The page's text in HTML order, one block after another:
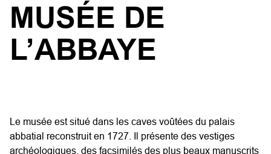
MUSÉE DE
L’ABBAYE
Le musée est situé dans les caves voûtées du palais
abbatial reconstruit en 1727. Il présente des vestiges
archéologiques, des facsimilés des plus beaux manuscrits